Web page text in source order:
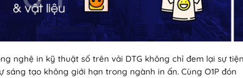
nghệ in kỹ thuật số trên vải DTG không chỉ đem lại sự
sáng tạo không giới hạn trong ngành in ấn. Cùng O1P đón